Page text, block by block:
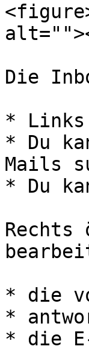
Die
* Links
* Du
Mails
* Du
Rechts
* die
*
* die